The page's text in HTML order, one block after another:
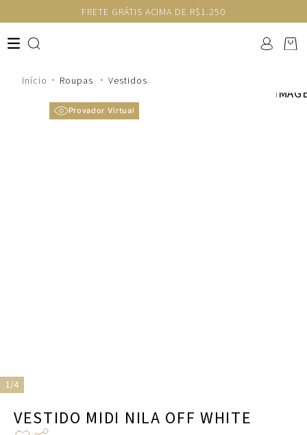
ACIMA DE R$1.250 GANHE 10% NA
Roupas Vestidos
Provador Virtual
1/4
VESTIDO MIDI NILA OFF WHITE